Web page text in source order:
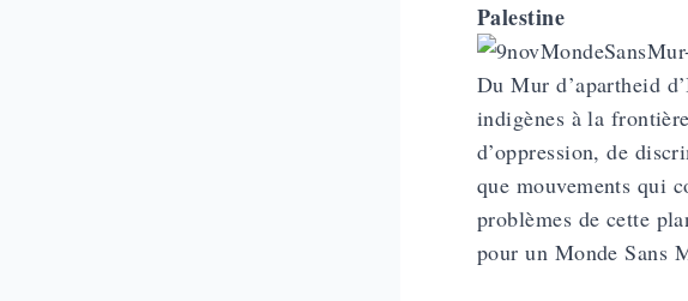
Palestine
Du Mur d’apartheid
indigènes à la
d’oppression, de
que mouvements qui
problèmes de cette
pour un Monde Sans